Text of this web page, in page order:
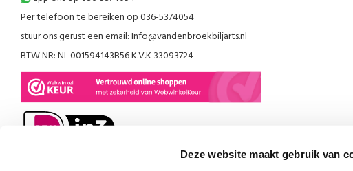
Deze website maakt gebruik van
Per telefoon te bereiken op 036-5374054
stuur ons gerust een email:Info@vandenbroekbiljarts.nl
BTW NR: NL 001594143B56 K.V.K 33093724